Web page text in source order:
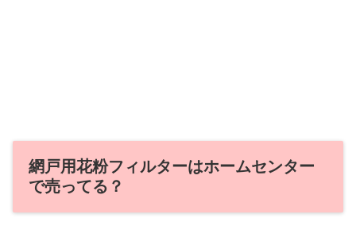
網戸用花粉フィルターはホームセンター
で売ってる？